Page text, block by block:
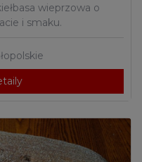
wieprzowa o
i smaku.